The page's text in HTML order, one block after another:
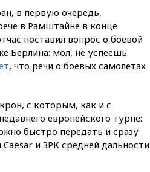
при нападении в Чехии
Путин поручил
выделить средства на новые
РЛС для Белгородской
области
использовании Starlink для
атак вглубь РФ
вчера, 21:35 После пожара на
складе в Брянске возбудили
в первую очередь,
в Рамштайне в конце
поставил вопрос о боевой
Берлина: мол, не успеешь
, что речи о боевых самолетах
с которым, как и с
европейского турне:
быстро передать и сразу
и ЗРК средней дальности